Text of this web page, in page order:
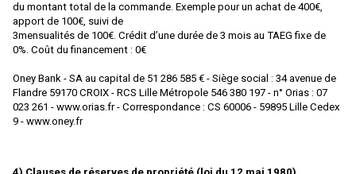
DM TOYS
DOLISCHO
DYNAM
E.T.S
du montant total de la commande. Exemple pour un achat de 400€,
apport de 100€, suivi de
3mensualités de 100€. Crédit d’une durée de 3 mois au TAEG fixe de
0%. Coût du financement : 0€
Oney Bank - SA au capital de 51 286 585 € - Siège social : 34 avenue de
Flandre 59170 CROIX - RCS Lille Métropole 546 380 197 - n° Orias : 07
023 261 - www.orias.fr - Correspondance : CS 60006 - 59895 Lille Cedex
9 - www.oney.fr